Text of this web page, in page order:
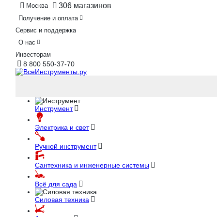
Москва 306 магазинов
Получение и оплата
Сервис и поддержка
О нас
Инвесторам
8 800 550-37-70
Инструмент
Электрика и свет
Ручной инструмент
Сантехника и инженерные системы
Всё для сада
Силовая техника